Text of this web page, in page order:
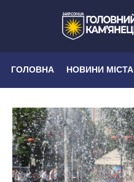
ГОЛОВНА НОВИНИ МІСТА